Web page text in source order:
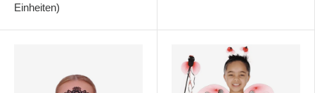
Einheiten)